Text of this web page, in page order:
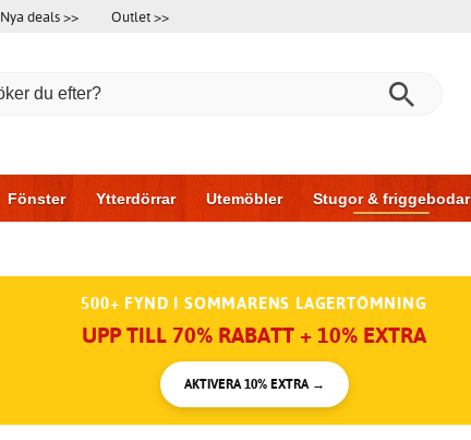
Nya deals >> Outlet >>
Fönster Ytterdörrar Utemöbler Stugor & friggebodar
500+ FYND I SOMMARENS LAGERTÖMNING
UPP TILL 70% RABATT + 10% EXTRA
AKTIVERA 10% EXTRA →